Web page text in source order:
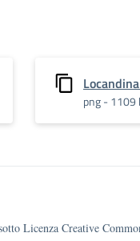
png - 1109
Licenza Creative